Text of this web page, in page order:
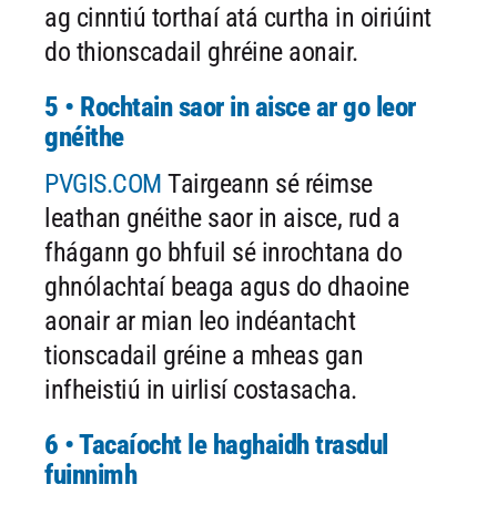
ag cinntiú torthaí atá curtha in oiriúint
do thionscadail ghréine aonair.
5 • Rochtain saor in aisce ar go leor
gnéithe
PVGIS.COM Tairgeann sé réimse
leathan gnéithe saor in aisce, rud a
fhágann go bhfuil sé inrochtana do
ghnólachtaí beaga agus do dhaoine
aonair ar mian leo indéantacht
tionscadail gréine a mheas gan
infheistiú in uirlisí costasacha.
6 • Tacaíocht le haghaidh trasdul
fuinnimh